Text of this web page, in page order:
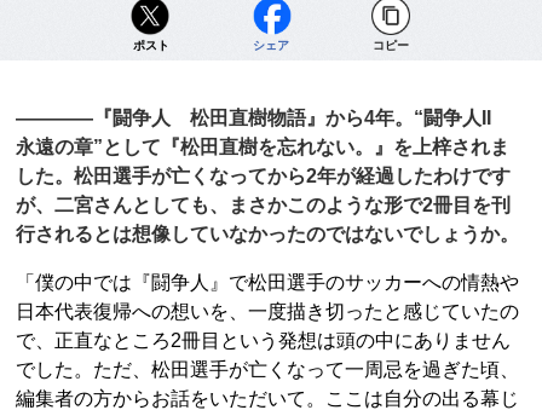
ポスト シェア コピー
――――『闘争人 松田直樹物語』から4年。“闘争人II
永遠の章”として『松田直樹を忘れない。』を上梓されま
した。松田選手が亡くなってから2年が経過したわけです
が、二宮さんとしても、まさかこのような形で2冊目を刊
行されるとは想像していなかったのではないでしょうか。
「僕の中では『闘争人』で松田選手のサッカーへの情熱や
日本代表復帰への想いを、一度描き切ったと感じていたの
で、正直なところ2冊目という発想は頭の中にありません
でした。ただ、松田選手が亡くなって一周忌を過ぎた頃、
編集者の方からお話をいただいて。ここは自分の出る幕じ